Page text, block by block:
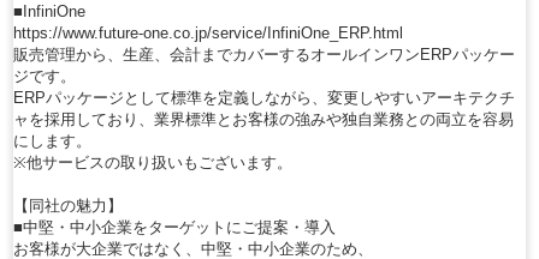
■InfiniOne
https://www.future-one.co.jp/service/InfiniOne_ERP.html
販売管理から、生産、会計までカバーするオールインワンERPパッケー
ジです。
ERPパッケージとして標準を定義しながら、変更しやすいアーキテクチ
ャを採用しており、業界標準とお客様の強みや独自業務との両立を容易
にします。
※他サービスの取り扱いもございます。
【同社の魅力】
■中堅・中小企業をターゲットにご提案・導入
お客様が大企業ではなく、中堅・中小企業のため、